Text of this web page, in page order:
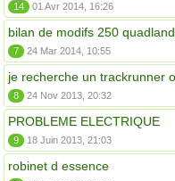
14 01 Avr 2014, 16:26
bilan de modifs 250
7 24 Mar 2014, 10:55
je recherche un trackrunner
8 24 Nov 2013, 20:32
PROBLEME ELECTRIQUE
9 18 Juin 2013, 21:03
robinet d essence